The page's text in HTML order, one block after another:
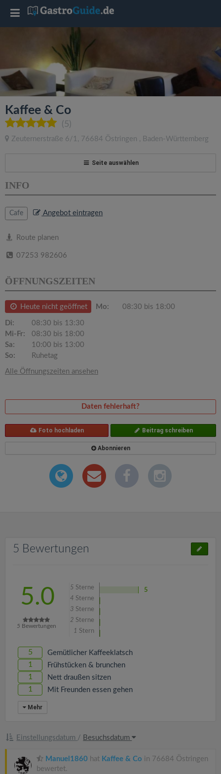
Kaffee & Co
(5)
Zeuternerstraße 6/1 , 76684 Östringen , Baden-Württemberg
Seite auswählen
INFO
Cafe Angebot eintragen
Route planen
07253 982606
ÖFFNUNGSZEITEN
Heute nicht geöffnet Mo: 08:30 bis 18:00
Di:
08:30 bis 13:30
Mi-Fr:
08:30 bis 18:00
Sa:
10:00 bis 13:00
So:
Ruhetag
Alle Öffnungszeiten ansehen
Daten fehlerhaft?
Foto hochladen Beitrag schreiben
Abonnieren
5 Bewertungen
5.0
5 Bewertungen
5 Sterne
5
4 Sterne
3 Sterne
2 Sterne
1 Stern
5 Gemütlicher Kaffeeklatsch
1 Frühstücken & brunchen
1 Nett draußen sitzen
1 Mit Freunden essen gehen
Mehr
Einstellungsdatum / Besuchsdatum
Manuel1860 hat Kaffee & Co in 76684 Östringen
bewertet.
T
g
l
e
a
v
a